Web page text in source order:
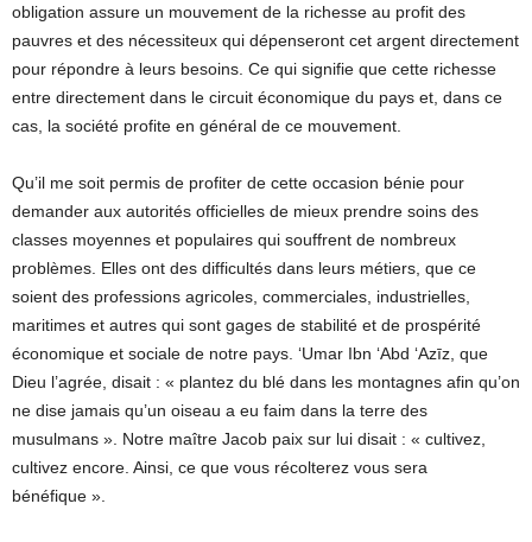
obligation assure un mouvement de la richesse au profit des
pauvres et des nécessiteux qui dépenseront cet argent directement
pour répondre à leurs besoins. Ce qui signifie que cette richesse
entre directement dans le circuit économique du pays et, dans ce
cas, la société profite en général de ce mouvement.
Qu’il me soit permis de profiter de cette occasion bénie pour
demander aux autorités officielles de mieux prendre soins des
classes moyennes et populaires qui souffrent de nombreux
problèmes. Elles ont des difficultés dans leurs métiers, que ce
soient des professions agricoles, commerciales, industrielles,
maritimes et autres qui sont gages de stabilité et de prospérité
économique et sociale de notre pays. ‘Umar Ibn ‘Abd ‘Azīz, que
Dieu l’agrée, disait : « plantez du blé dans les montagnes afin qu’on
ne dise jamais qu’un oiseau a eu faim dans la terre des
musulmans ». Notre maître Jacob paix sur lui disait : « cultivez,
cultivez encore. Ainsi, ce que vous récolterez vous sera
bénéfique ».